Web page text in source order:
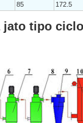
85 172.5
tipo